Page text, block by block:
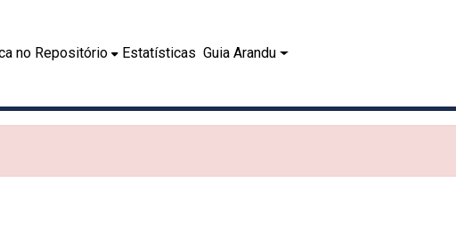
no Repositório Estatísticas Guia Arandu